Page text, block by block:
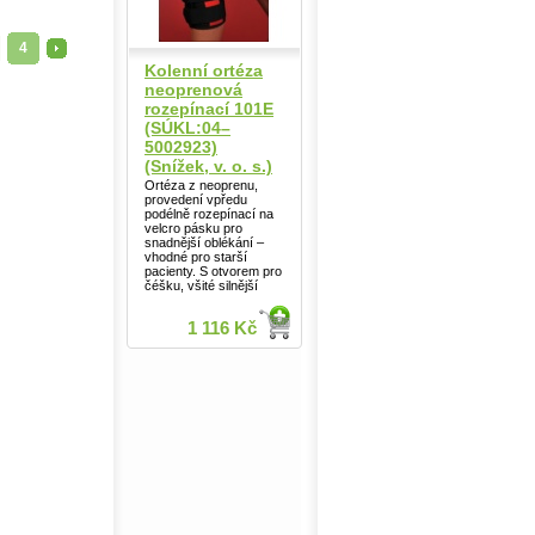
4 >
Kolenní ortéza
neoprenová
rozepínací 101E
(SÚKL:04–
5002923)
(Snížek, v. o. s.)
Ortéza z neoprenu,
provedení vpředu
podélně rozepínací na
velcro pásku pro
snadnější oblékání –
vhodné pro starší
pacienty. S otvorem pro
čéšku, všité silnější
1 116 Kč